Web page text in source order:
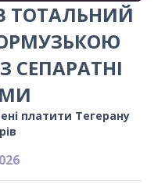
ТОТАЛЬНИЙ
СЕПАРАТНІ
платити Тегерану